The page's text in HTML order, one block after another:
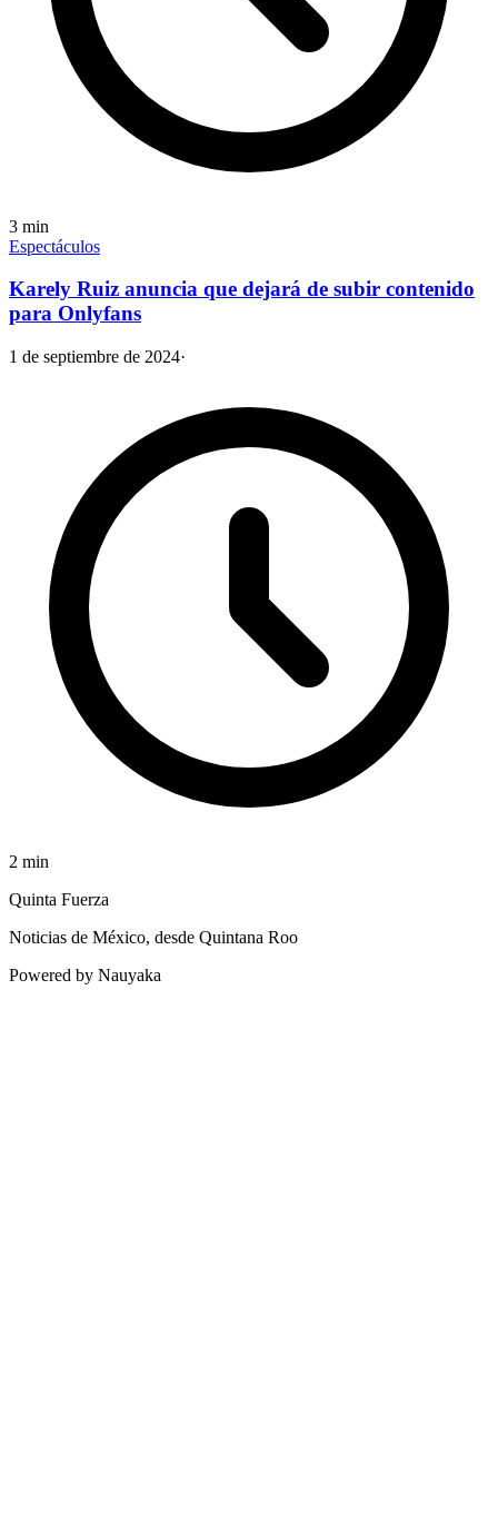
3 min
Espectáculos
Karely Ruiz anuncia que dejará de subir contenido
para Onlyfans
1 de septiembre de 2024·
2 min
Quinta Fuerza
Noticias de México, desde Quintana Roo
Powered by Nauyaka